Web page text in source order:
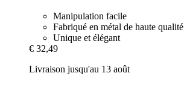
Manipulation facile
Fabriqué en métal de haute qualité
Unique et élégant
€ 32,49
Livraison jusqu'au 13 août